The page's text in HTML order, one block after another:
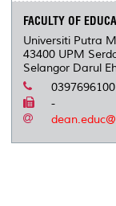
FACULTY OF
Universiti Putra
43400 UPM
Selangor Darul
0397696100
-